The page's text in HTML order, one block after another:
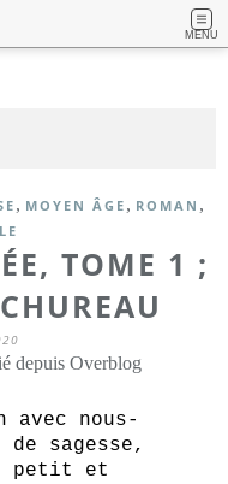
MENU
, MOYEN ÂGE , ROMAN ,
TOME 1 ;
depuis Overblog
nous-
de sagesse,
petit et